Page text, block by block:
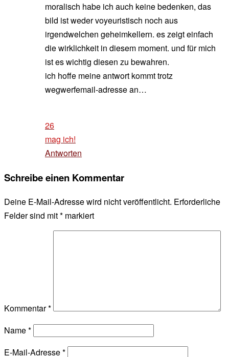
moralisch habe ich auch keine bedenken, das
bild ist weder voyeuristisch noch aus
irgendwelchen geheimkellern. es zeigt einfach
die wirklichkeit in diesem moment. und für mich
ist es wichtig diesen zu bewahren.
ich hoffe meine antwort kommt trotz
wegwerfemail-adresse an…
26
mag ich!
Antworten
Schreibe einen Kommentar
Deine E-Mail-Adresse wird nicht veröffentlicht. Erforderliche
Felder sind mit* markiert
Kommentar*
Name*
E-Mail-Adresse*